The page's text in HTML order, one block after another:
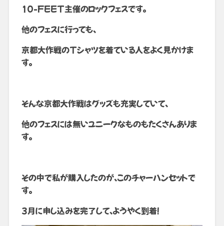
10-FEET主催のロックフェスです。
他のフェスに行っても、
京都大作戦のTシャツを着ている人をよく見かけま
す。
そんな京都大作戦はグッズも充実していて、
他のフェスには無いユニークなものもたくさんありま
す。
その中で私が購入したのが、このチャーハンセットで
す。
3月に申し込みを完了して、ようやく到着！